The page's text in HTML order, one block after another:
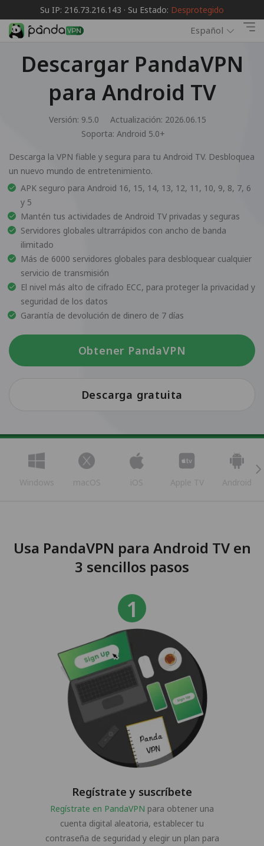
Su IP: 216.73.216.143 · Su Estado: Desprotegido
Español
Descargar PandaVPN
para Android TV
Versión: 9.5.0
Actualización: 2026.06.15
Soporta: Android 5.0+
Descarga la VPN fiable y segura para tu Android TV. Desbloquea
un nuevo mundo de entretenimiento.
APK seguro para Android 16, 15, 14, 13, 12, 11, 10, 9, 8, 7, 6
y 5
Mantén tus actividades de Android TV privadas y seguras
Servidores globales ultrarrápidos con ancho de banda
ilimitado
Más de 6000 servidores globales para desbloquear cualquier
servicio de transmisión
El nivel más alto de cifrado ECC, para proteger la privacidad y
seguridad de los datos
Garantía de devolución de dinero de 7 días
Obtener PandaVPN
Descarga gratuita
Windows macOS iOS Apple TV Android
Usa PandaVPN para Android TV en
3 sencillos pasos
Regístrate y suscríbete
Regístrate en PandaVPN para obtener una
cuenta digital aleatoria, establecer tu
contraseña de seguridad y elegir un plan para